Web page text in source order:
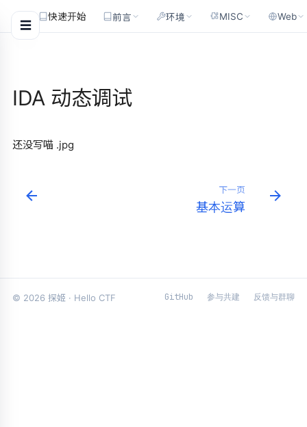
☰
快速开始 前言 环境 MISC Web
IDA 动态调试
还没写喵 .jpg
下一页
基本运算
© 2026 探姬 · Hello CTF GitHub 参与共建 反馈与群聊